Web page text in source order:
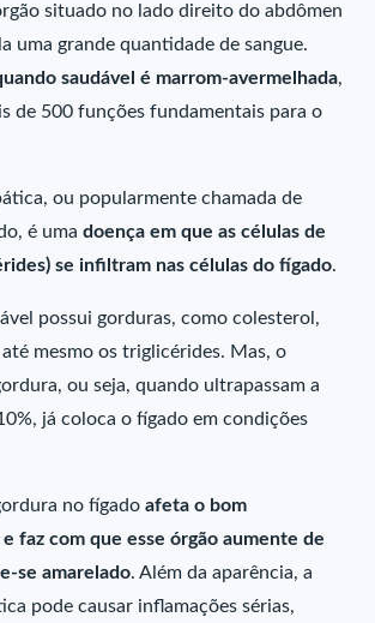
situado no lado direito do abdômen
uma grande quantidade de sangue.
saudável é marrom-avermelhada,
de 500 funções fundamentais para o
ou popularmente chamada de
é umadoença em que as células de
se infiltram nas células do fígado.
possui gorduras, como colesterol,
mesmo os triglicérides. Mas, o
ou seja, quando ultrapassam a
já coloca o fígado em condições
no fígadoafeta o bom
faz com que esse órgão aumente de
se amarelado. Além da aparência, a
pode causar inflamações sérias,